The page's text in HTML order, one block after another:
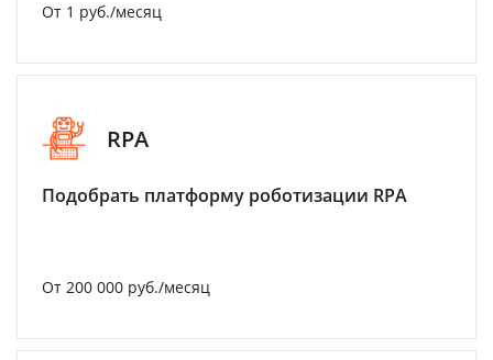
От 1 руб./месяц
RPA
Подобрать платформу роботизации RPA
От 200 000 руб./месяц